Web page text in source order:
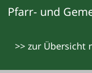
Pfarr- und
>> zur Übersicht